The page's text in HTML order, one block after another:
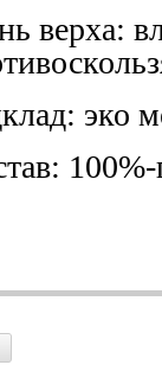
верха:
эко